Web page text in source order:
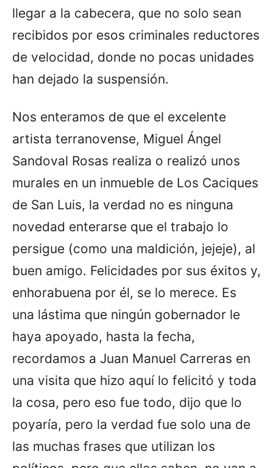
llegar a la cabecera, que no solo sean
recibidos por esos criminales reductores
de velocidad, donde no pocas unidades
han dejado la suspensión.
Nos enteramos de que el excelente
artista terranovense, Miguel Ángel
Sandoval Rosas realiza o realizó unos
murales en un inmueble de Los Caciques
de San Luis, la verdad no es ninguna
novedad enterarse que el trabajo lo
persigue (como una maldición, jejeje), al
buen amigo. Felicidades por sus éxitos y,
enhorabuena por él, se lo merece. Es
una lástima que ningún gobernador le
haya apoyado, hasta la fecha,
recordamos a Juan Manuel Carreras en
una visita que hizo aquí lo felicitó y toda
la cosa, pero eso fue todo, dijo que lo
poyaría, pero la verdad fue solo una de
las muchas frases que utilizan los